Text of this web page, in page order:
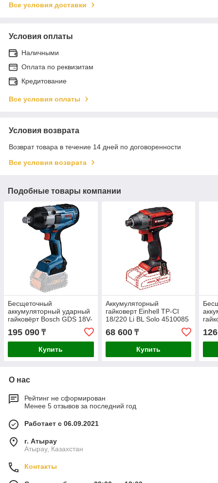
Все условия доставки
Условия оплаты
Наличными
Оплата по реквизитам
Кредитование
Все условия оплаты
Условия возврата
Возврат товара в течение 14 дней по договоренности
Все условия возврата
Подобные товары компании
Бесщеточный
аккумуляторный ударный
гайковёрт Bosch GDS 18V-
1050 H Professional
BITURBO Solo
06019J8500
195 090 ₸
Купить
Аккумуляторный
гайковерт Einhell TP-CI
18/220 Li BL Solo 4510085
68 600₸
Купить
О нас
Рейтинг не сформирован
Менее 5 отзывов за последний год
Работает с 06.09.2021
г. Атырау
Атырау, Казахстан
Контакты